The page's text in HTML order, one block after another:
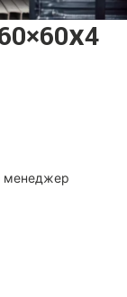
менеджер